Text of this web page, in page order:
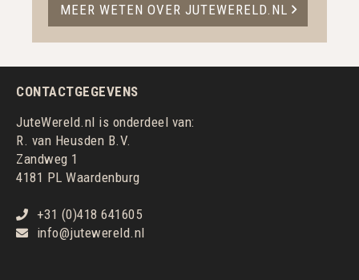
MEER WETEN OVER JUTEWERELD.NL
CONTACTGEGEVENS
JuteWereld.nl is onderdeel van:
R. van Heusden B.V.
Zandweg 1
4181 PL Waardenburg
+31 (0)418 641605
info@jutewereld.nl